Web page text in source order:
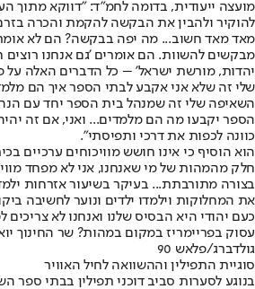
מועצה ייעודית, בדומה לחמ״ד: ״דווקא מתוך
להוקיר ולהבין את הבקשה להקמת והכרה
מאד מאד חשוב... מה יפה בבקשה? הם לא
מבקשים להשוות. הם אומרים 'גם אנחנו רוצים
יהדות, מורשת ישראל' – כל הדברים האלה על
שלי זה שלא אני אקבע לבתי הספר איך הם
השאיפה שלי זה שמנהל בית הספר יחד עם
הספר יקבעו מה הם מלמדים... ואני, אם זה
כוונה לכפות את דרכי ותפיסתי״.
הוא הוסיף כי אינו חושש מוויכוחים ערכיים
חלק מהמהות של מי שאנחנו, אני לא מפחד
בצורה מתורבתת... בעיקר בשיעור אזרחות
את המחלוקות וילמדו ילדים ונוער לחשיבה
כעם יהודי היא הבסיס שלנו ואנחנו לא צריכים
עסוק בפריימריז במקום במהות? שר החינוך
גולדברג/פלאש 90
סוגיית התפילין וההשוואה לחיל האוויר
בנוגע לסערות סביב דוכני תפילין בבתי ספר